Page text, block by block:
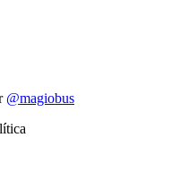
@magiobus